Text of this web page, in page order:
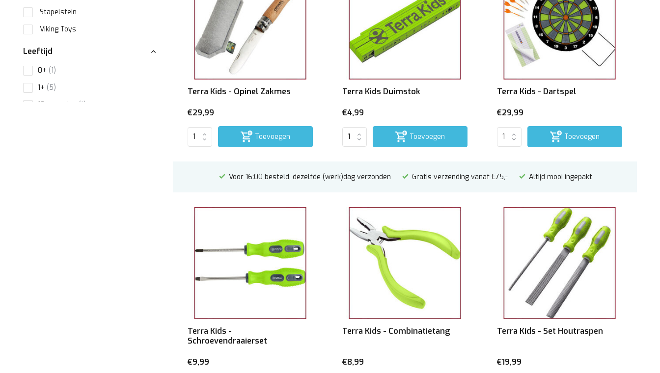
Stapelstein
Viking Toys
Leeftijd
0+ (1)
1+ (5)
18 maanden
(1)
Terra Kids - Opinel Zakmes
€29,99
Toevoegen
Terra Kids Duimstok
€4,99
Toevoegen
Terra Kids - Dartspel
€29,99
Toevoegen
Voor 16:00 besteld, dezelfde (werk)dag verzonden Gratis verzending vanaf €75,- Altijd mooi ingepakt
Terra Kids -
Schroevendraaierset
€9,99
Terra Kids - Combinatietang
€8,99
Terra Kids - Set Houtraspen
€19,99